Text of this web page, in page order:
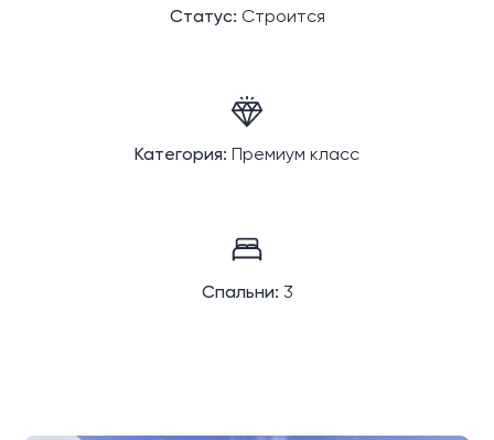
Статус: Строится
Категория: Премиум класс
Спальни: 3